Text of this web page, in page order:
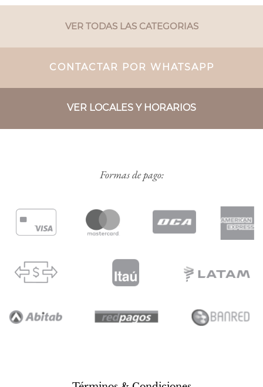
VER TODAS LAS CATEGORIAS
CONTACTAR POR WHATSAPP
VER LOCALES Y HORARIOS
Formas de pago: